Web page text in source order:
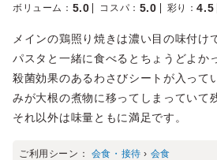
ボリューム ： 5.0 コスパ ： 5.0 彩り ：4.5
メインの鶏照り焼きは濃い目の味付け
パスタと一緒に食べるとちょうどよか
殺菌効果のあるわさびシートが入って
みが大根の煮物に移ってしまっていて
それ以外は味量ともに満足です。
ご利用シーン： 会食・接待 › 会食